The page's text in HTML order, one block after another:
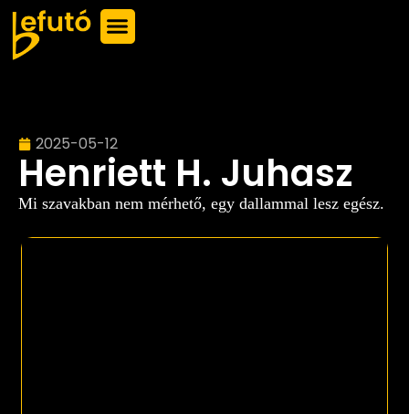
2025-05-12
Henriett H. Juhasz
Mi szavakban nem mérhető, egy dallammal lesz egész.